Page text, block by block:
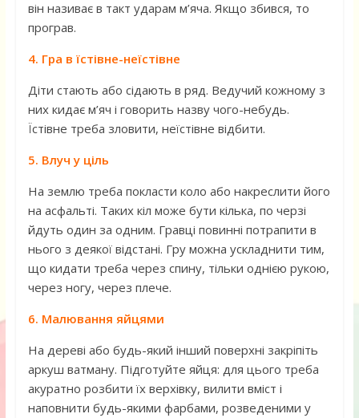
він називає в такт ударам м’яча. Якщо збився, то
програв.
4. Гра в їстівне-неїстівне
Діти стають або сідають в ряд. Ведучий кожному з
них кидає м’яч і говорить назву чого-небудь.
Їстівне треба зловити, неїстівне відбити.
5. Влуч у ціль
На землю треба покласти коло або накреслити його
на асфальті. Таких кіл може бути кілька, по черзі
йдуть один за одним. Гравці повинні потрапити в
нього з деякої відстані. Гру можна ускладнити тим,
що кидати треба через спину, тільки однією рукою,
через ногу, через плече.
6. Малювання яйцями
На дереві або будь-який інший поверхні закріпіть
аркуш ватману. Підготуйте яйця: для цього треба
акуратно розбити їх верхівку, вилити вміст і
наповнити будь-якими фарбами, розведеними у